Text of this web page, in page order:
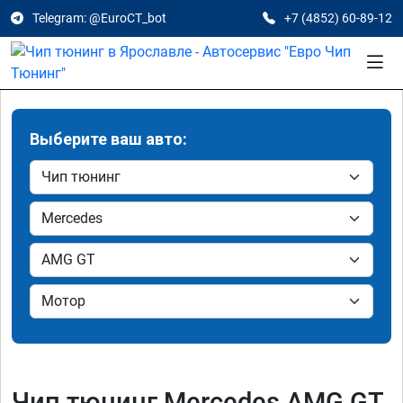
Telegram: @EuroCT_bot +7 (4852) 60-89-12
Выберите ваш авто: